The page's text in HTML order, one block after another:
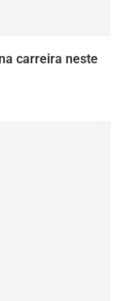
carreira neste